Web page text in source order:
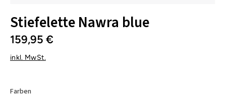
Stiefelette Nawra blue
159,95 €
inkl. MwSt.
Farben